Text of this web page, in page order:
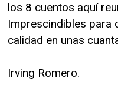
los 8 cuentos aquí
Imprescindibles para
calidad en unas
Irving Romero.